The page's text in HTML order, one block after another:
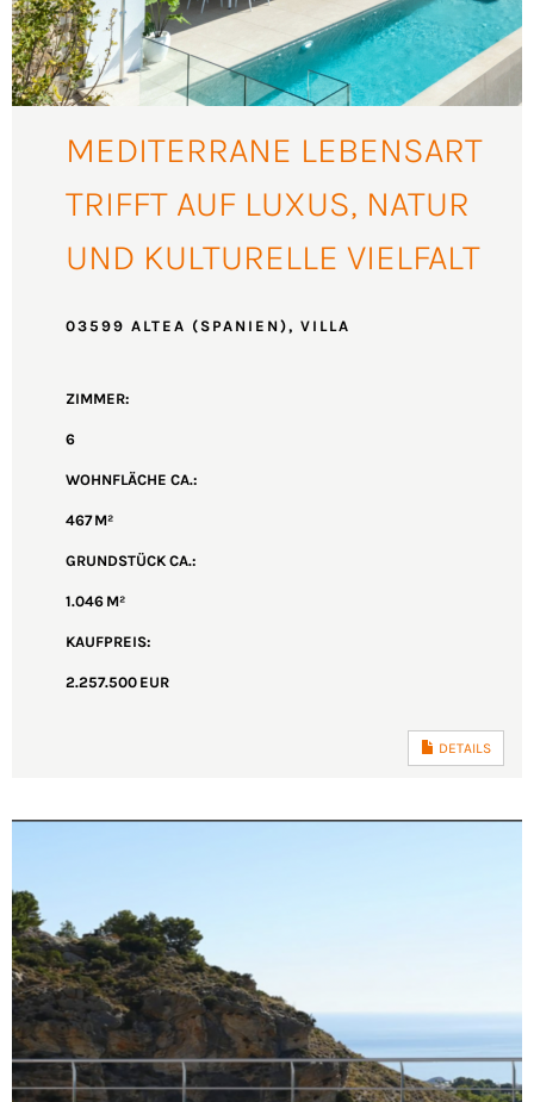
MEDITERRANE LEBENSART
TRIFFT AUF LUXUS, NATUR
UND KULTURELLE VIELFALT
03599 ALTEA (SPANIEN), VILLA
ZIMMER:
6
WOHNFLÄCHE CA.:
467 M²
GRUND­STÜCK CA.:
1.046 M²
KAUFPREIS:
2.257.500 EUR
DETAILS